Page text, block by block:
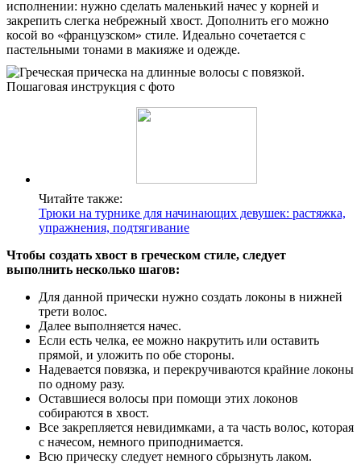
исполнении: нужно сделать маленький начес у корней и
закрепить слегка небрежный хвост. Дополнить его можно
косой во «французском» стиле. Идеально сочетается с
пастельными тонами в макияже и одежде.
Читайте также:
Трюки на турнике для начинающих девушек: растяжка,
упражнения, подтягивание
Чтобы создать хвост в греческом стиле, следует
выполнить несколько шагов:
Для данной прически нужно создать локоны в нижней
трети волос.
Далее выполняется начес.
Если есть челка, ее можно накрутить или оставить
прямой, и уложить по обе стороны.
Надевается повязка, и перекручиваются крайние локоны
по одному разу.
Оставшиеся волосы при помощи этих локонов
собираются в хвост.
Все закрепляется невидимками, а та часть волос, которая
с начесом, немного приподнимается.
Всю прическу следует немного сбрызнуть лаком.